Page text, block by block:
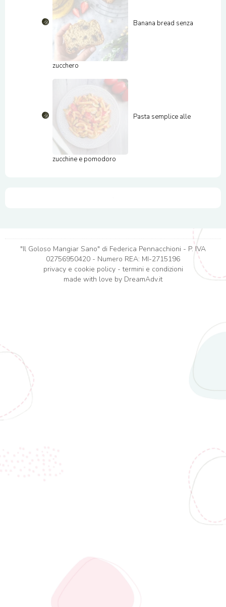
Banana bread senza
zucchero
Pasta semplice alle
zucchine e pomodoro
"Il Goloso Mangiar Sano" di Federica Pennacchioni - P. IVA
02756950420 - Numero REA: MI-2715196
privacy e cookie policy-termini e condizioni
made with love by DreamAdv.it